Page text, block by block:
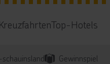
KreuzfahrtenTop-Hotels
Gewinnspiel